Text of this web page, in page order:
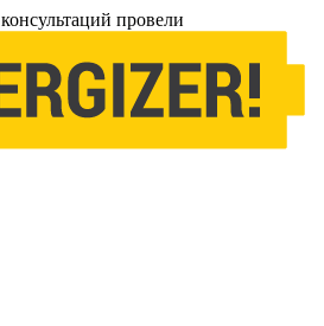
консультаций провели